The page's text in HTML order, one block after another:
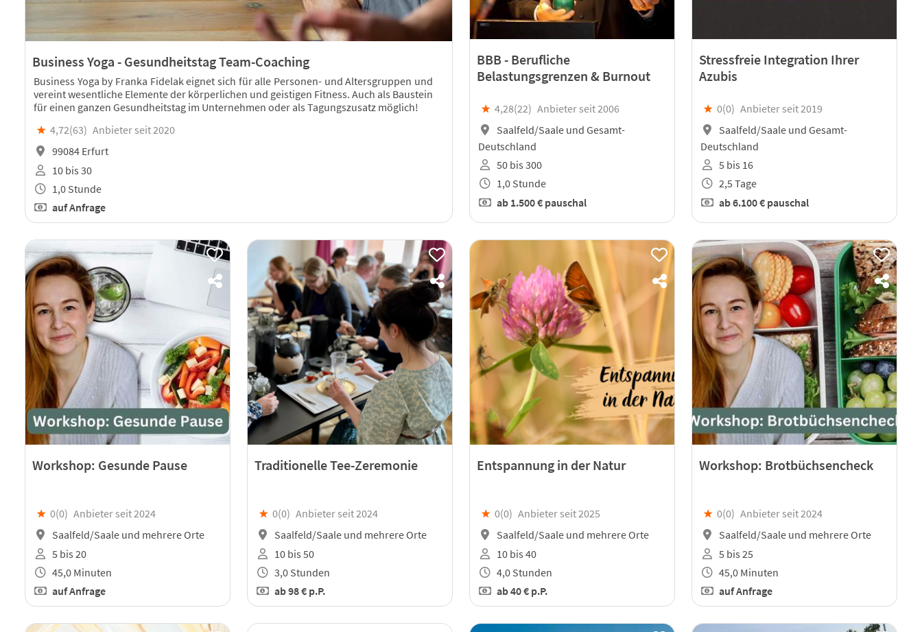
Business Yoga - Gesundheitstag Team-Coaching
Business Yoga by Franka Fidelak eignet sich für alle Personen- und Altersgruppen und
vereint wesentliche Elemente der körperlichen und geistigen Fitness. Auch als Baustein
für einen ganzen Gesundheitstag im Unternehmen oder als Tagungszusatz möglich!
★ 4,72(63) Anbieter seit 2020
99084 Erfurt
10 bis 30
1,0 Stunde
auf Anfrage
BBB - Berufliche
Belastungsgrenzen & Burnout
★ 4,28(22) Anbieter seit 2006
Saalfeld/Saale und Gesamt-
Deutschland
50 bis 300
1,0 Stunde
ab 1.500 € pauschal
Stressfreie Integration Ihrer
Azubis
★ 0(0) Anbieter seit 2019
Saalfeld/Saale und Gesamt-
Deutschland
5 bis 16
2,5 Tage
ab6.100 € pauschal
Workshop: Gesunde Pause
★ 0(0) Anbieter seit 2024
Saalfeld/Saale und mehrere Orte
5 bis 20
45,0 Minuten
auf Anfrage
Traditionelle Tee-Zeremonie
★ 0(0) Anbieter seit 2024
Saalfeld/Saale und mehrere Orte
10 bis 50
3,0 Stunden
ab98 € p.P.
Entspannung in der Natur
★ 0(0) Anbieter seit 2025
Saalfeld/Saale und mehrere Orte
10 bis 40
4,0 Stunden
ab40 € p.P.
Workshop: Brotbüchsencheck
★ 0(0) Anbieter seit 2024
Saalfeld/Saale und mehrere Orte
5 bis 25
45,0 Minuten
auf Anfrage